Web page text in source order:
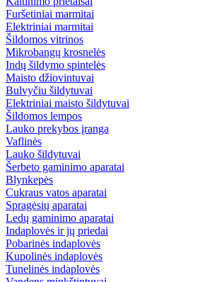
Furšetiniai marmitai
Elektriniai marmitai
Šildomos vitrinos
Mikrobangų krosnelės
Indų šildymo spintelės
Maisto džiovintuvai
Bulvyčiu šildytuvai
Elektriniai maisto šildytuvai
Šildomos lempos
Lauko prekybos įranga
Vaflinės
Lauko šildytuvai
Šerbeto gaminimo aparatai
Blynkepės
Cukraus vatos aparatai
Spragėsių aparatai
Ledų gaminimo aparatai
Indaplovės ir jų priedai
Pobarinės indaplovės
Kupolinės indaplovės
Tunelinės indaplovės